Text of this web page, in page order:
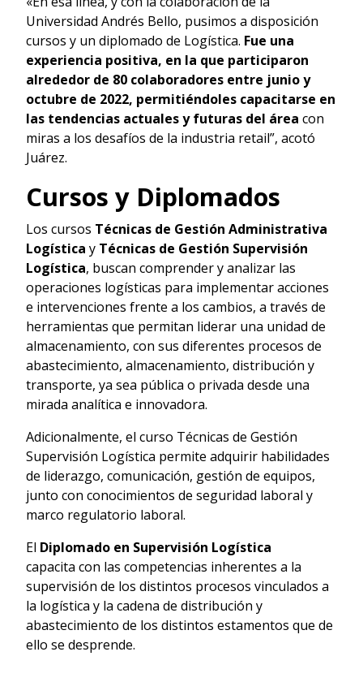
Universidad Andrés Bello, pusimos a disposición
cursos y un diplomado de Logística. Fue una
experiencia positiva, en la que participaron
alrededor de 80 colaboradores entre junio y
octubre de 2022, permitiéndoles capacitarse en
las tendencias actuales y futuras del área con
miras a los desafíos de la industria retail”, acotó
Juárez.
Cursos y Diplomados
Los cursos Técnicas de Gestión Administrativa
Logística y Técnicas de Gestión Supervisión
Logística, buscan comprender y analizar las
operaciones logísticas para implementar acciones
e intervenciones frente a los cambios, a través de
herramientas que permitan liderar una unidad de
almacenamiento, con sus diferentes procesos de
abastecimiento, almacenamiento, distribución y
transporte, ya sea pública o privada desde una
mirada analítica e innovadora.
Adicionalmente, el curso Técnicas de Gestión
Supervisión Logística permite adquirir habilidades
de liderazgo, comunicación, gestión de equipos,
junto con conocimientos de seguridad laboral y
marco regulatorio laboral.
El Diplomado en Supervisión Logística
capacita con las competencias inherentes a la
supervisión de los distintos procesos vinculados a
la logística y la cadena de distribución y
abastecimiento de los distintos estamentos que de
ello se desprende.